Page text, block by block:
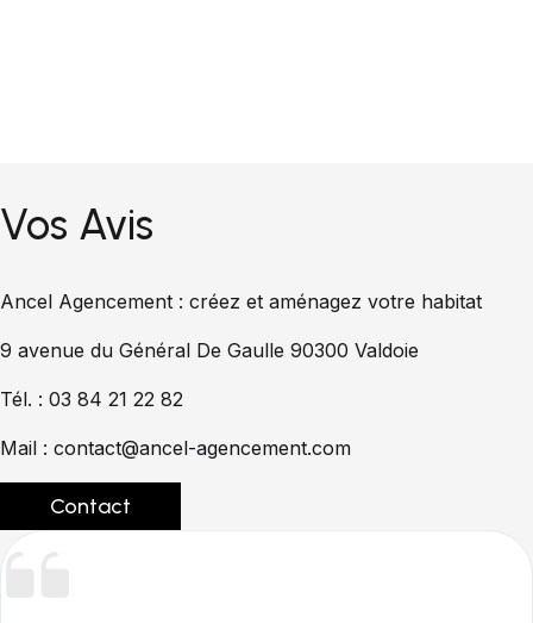
Vos Avis
Ancel Agencement : créez et aménagez votre habitat
9 avenue du Général De Gaulle 90300 Valdoie
Tél. : 03 84 21 22 82
Mail : contact@ancel-agencement.com
Contact